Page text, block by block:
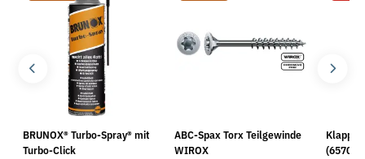
BRUNOX® Turbo-Spray® mit
Turbo-Click
ABC-Spax Torx Teilgewinde
WIROX